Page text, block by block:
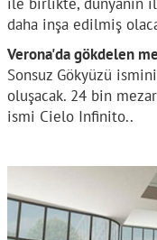
daha inşa edilmiş
Verona'da gökdelen
Sonsuz Gökyüzü
oluşacak. 24 bin
ismi Cielo Infinito..